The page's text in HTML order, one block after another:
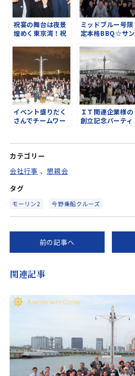
祝宴の舞台は夜景
煌めく東京湾！祝
ミッドブルー号限
定本格BBQ☆サン
イベント盛りだく
さんでチームワー
ージング！
ＩＴ関連企業様の
創立記念パーティ
カテゴリー
会社行事 、懇親会
タグ
モーリン2 今野乗船クルーズ
前の記事へ
関連記事